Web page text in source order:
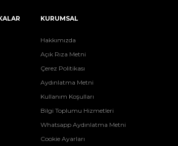
KURUMSAL
Hakkımızda
Açık Rıza Metni
Çerez Politikası
Aydınlatma Metni
Kullanım Koşulları
Bilgi Toplumu Hizmetleri
Whatsapp Aydınlatma Metni
Cookie Ayarları